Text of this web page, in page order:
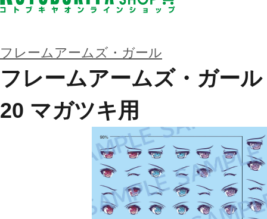
フレームアームズ・ガール
フレームアームズ・ガー
20 マガツキ用